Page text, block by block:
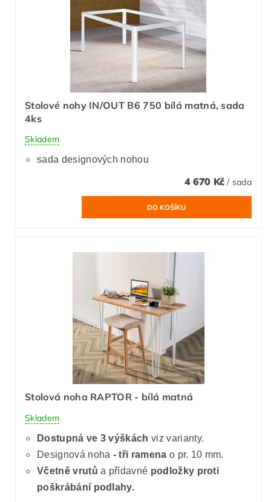
Stolové nohy IN/OUT B6 750 bílá matná, sada
4ks
Skladem
sada designových nohou
4 670 Kč/ sada
Stolová noha RAPTOR - bílá matná
Skladem
Dostupná ve 3 výškáchviz varianty.
Designová noha - tři ramena o pr. 10 mm.
Včetně vrutů a přídavné podložky proti
poškrábání podlahy.